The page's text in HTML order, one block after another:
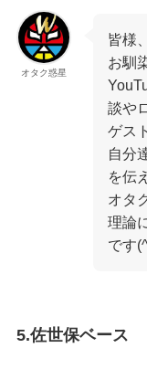
オタク惑星
皆様
お馴
談や
ゲス
自分
を伝
オタ
理論
です
5.佐世保ベース